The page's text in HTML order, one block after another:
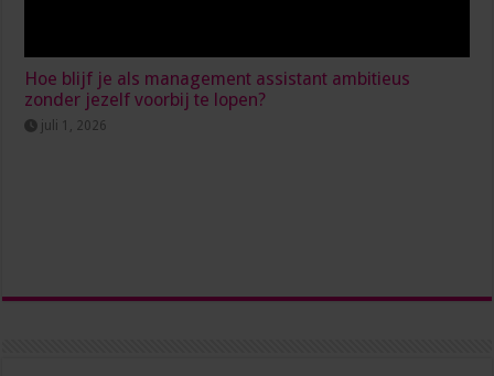
Hoe blijf je als management assistant ambitieus
zonder jezelf voorbij te lopen?
juli 1, 2026